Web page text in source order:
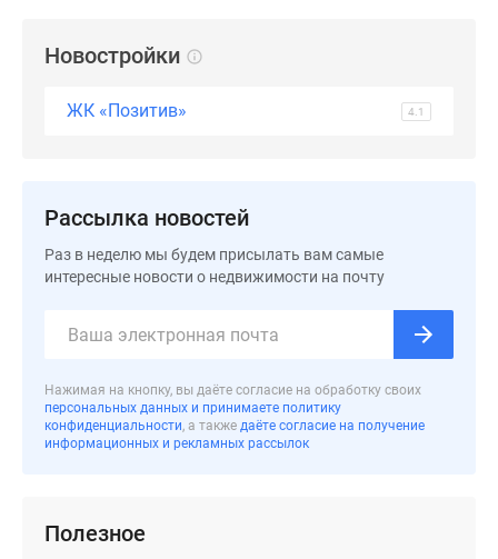
эксперта
Эксперты
авторы
Реклама
Машино-
места
Новостройки
ЖК «Позитив» 4.1
Рассылка новостей
Раз в неделю мы будем присылать вам самые
интересные новости о недвижимости на почту
Нажимая на кнопку, вы даёте согласие на обработку своих
персональных данных и принимаете политику
конфиденциальности, а также даёте согласие на получение
информационных и рекламных рассылок
Полезное